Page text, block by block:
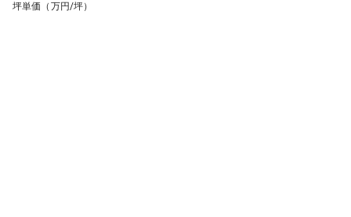
坪単価（万円/坪）